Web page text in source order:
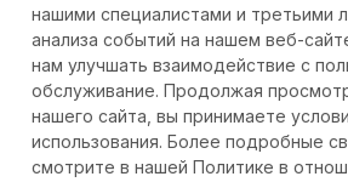
+7 (4212) 23-33-33
eshop@nkteh.ru
© 2026 Интернет-магазин ЭНКА
нашими специалистами и третьими
анализа событий на нашем веб-
нам улучшать взаимодействие с
обслуживание. Продолжая
нашего сайта, вы принимаете
использования. Более подробные
смотрите в нашей Политике в